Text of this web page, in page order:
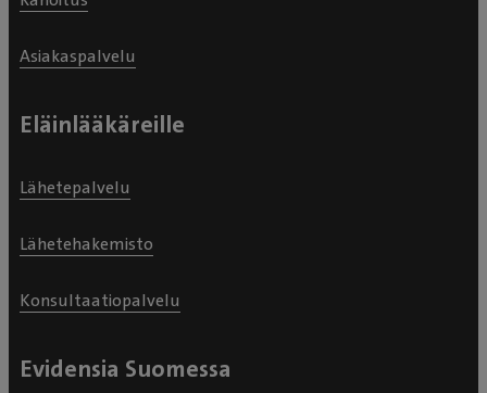
Asiakaspalvelu
Eläinlääkäreille
Lähetepalvelu
Lähetehakemisto
Konsultaatiopalvelu
Evidensia Suomessa